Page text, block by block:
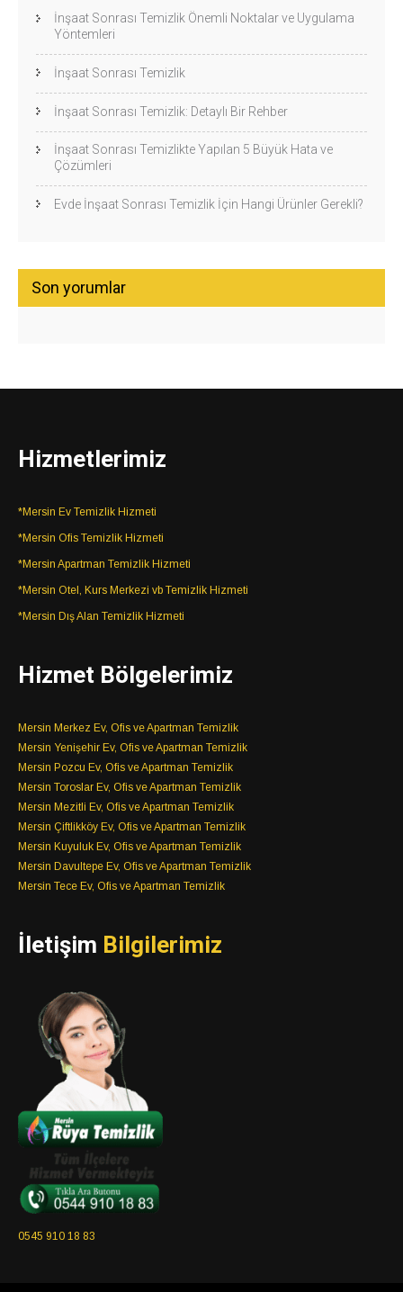
İnşaat Sonrası Temizlik Önemli Noktalar ve Uygulama
Yöntemleri
İnşaat Sonrası Temizlik
İnşaat Sonrası Temizlik: Detaylı Bir Rehber
İnşaat Sonrası Temizlikte Yapılan 5 Büyük Hata ve
Çözümleri
Evde İnşaat Sonrası Temizlik İçin Hangi Ürünler Gerekli?
Son yorumlar
Hizmetlerimiz
*Mersin Ev Temizlik Hizmeti
*Mersin Ofis Temizlik Hizmeti
*Mersin Apartman Temizlik Hizmeti
*Mersin Otel, Kurs Merkezi vb Temizlik Hizmeti
*Mersin Dış Alan Temizlik Hizmeti
Hizmet Bölgelerimiz
Mersin Merkez Ev, Ofis ve Apartman Temizlik
Mersin Yenişehir Ev, Ofis ve Apartman Temizlik
Mersin Pozcu Ev, Ofis ve Apartman Temizlik
Mersin Toroslar Ev, Ofis ve Apartman Temizlik
Mersin Mezitli Ev, Ofis ve Apartman Temizlik
Mersin Çiftlikköy Ev, Ofis ve Apartman Temizlik
Mersin Kuyuluk Ev, Ofis ve Apartman Temizlik
Mersin Davultepe Ev, Ofis ve Apartman Temizlik
Mersin Tece Ev, Ofis ve Apartman Temizlik
İletişim Bilgilerimiz
0545 910 18 83